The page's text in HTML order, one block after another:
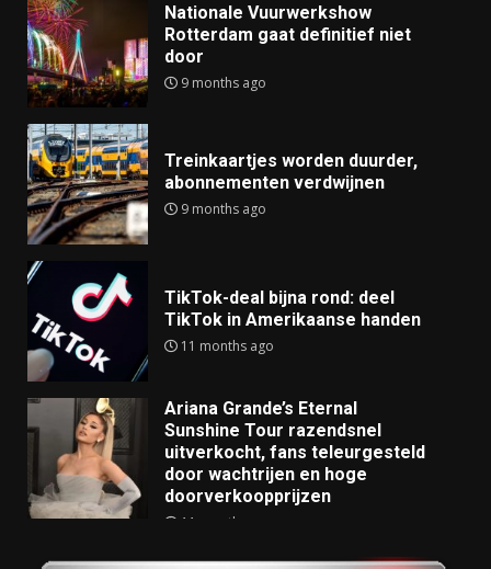
Nationale Vuurwerkshow
Rotterdam gaat definitief niet
door
9 months ago
Treinkaartjes worden duurder,
abonnementen verdwijnen
9 months ago
TikTok-deal bijna rond: deel
TikTok in Amerikaanse handen
11 months ago
Ariana Grande’s Eternal
Sunshine Tour razendsnel
uitverkocht, fans teleurgesteld
door wachtrijen en hoge
doorverkoopprijzen
11 months ago